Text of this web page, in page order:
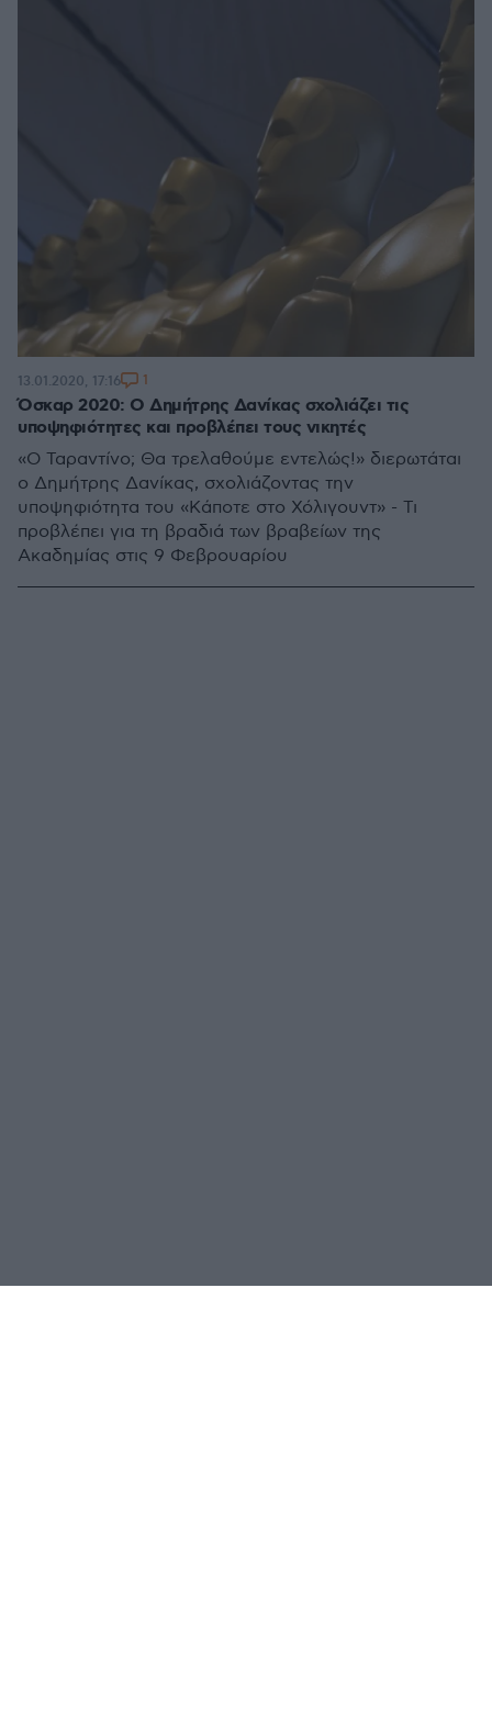
Όσκαρ 2020: Ο Δημήτρης Δανίκας σχολιάζει τις
υποψηφιότητες και προβλέπει τους νικητές
«Ο Ταραντίνο; Θα τρελαθούμε εντελώς!» διερωτάται
ο Δημήτρης Δανίκας, σχολιάζοντας την
υποψηφιότητα του «Κάποτε στο Χόλιγουντ» - Τι
προβλέπει για τη βραδιά των βραβείων της
Ακαδημίας στις 9 Φεβρουαρίου
13.01.2020, 17:16 1